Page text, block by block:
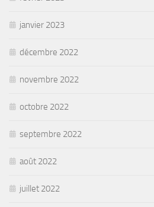
janvier 2023
décembre 2022
novembre 2022
octobre 2022
septembre 2022
août 2022
juillet 2022